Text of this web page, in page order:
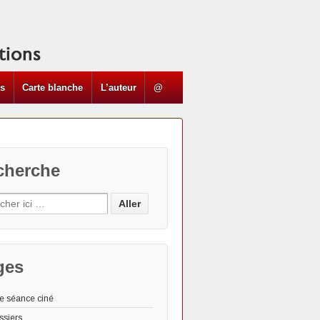
Carte blanche L’auteur @
séance ciné
"Actus"